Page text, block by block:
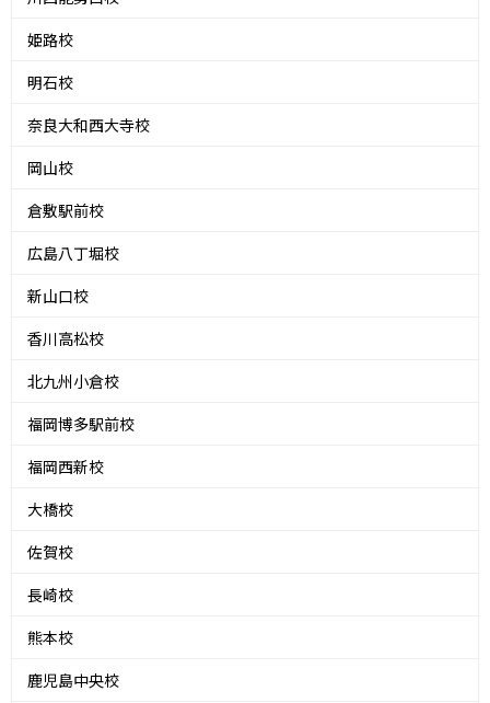
姫路校
明石校
奈良大和西大寺校
岡山校
倉敷駅前校
広島八丁堀校
新山口校
香川高松校
北九州小倉校
福岡博多駅前校
福岡西新校
大橋校
佐賀校
長崎校
熊本校
鹿児島中央校